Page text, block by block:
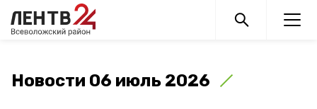
Новости 06 июль 2026